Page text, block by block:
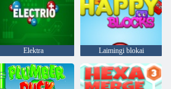
Elektra Laimingi blokai